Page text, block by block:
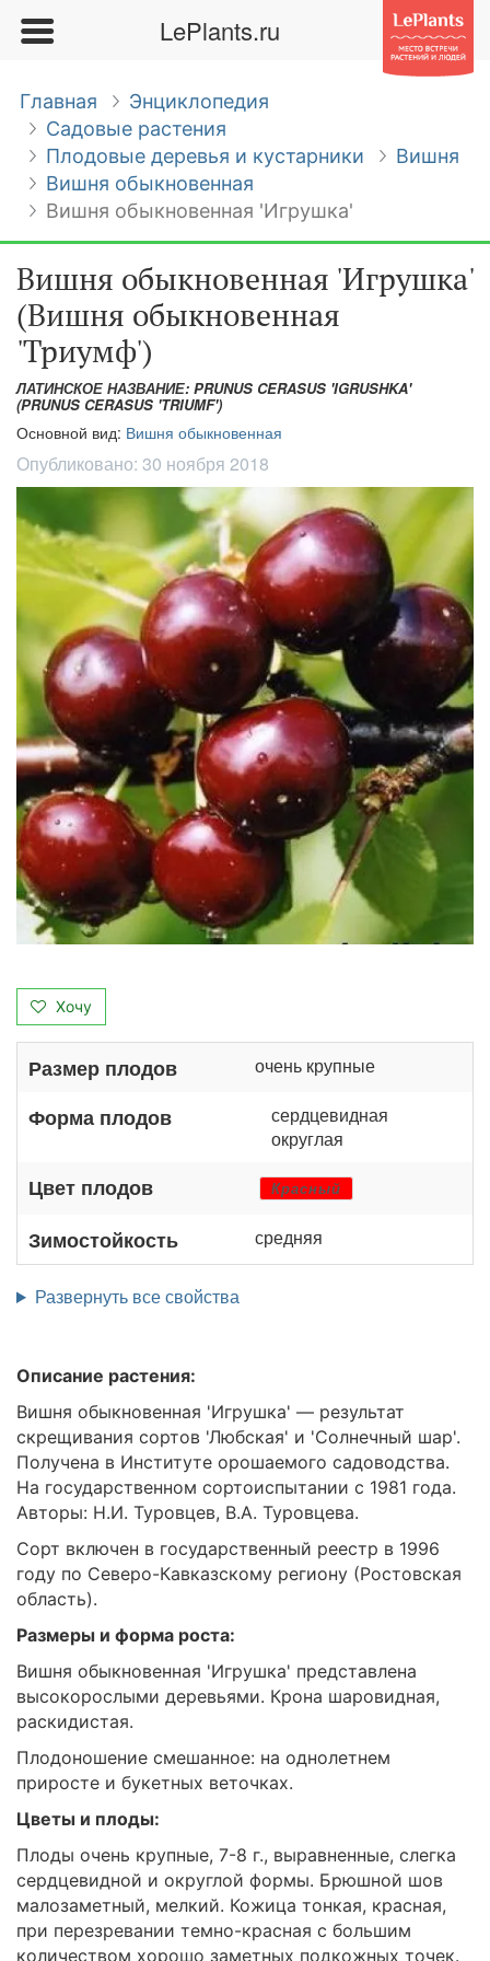
LePlants.ru
Главная
Энциклопедия
Садовые растения
Плодовые деревья и кустарники
Вишня
Вишня обыкновенная
Вишня обыкновенная 'Игрушка'
Вишня обыкновенная 'Игрушка'
(Вишня обыкновенная
'Триумф')
ЛАТИНСКОЕ НАЗВАНИЕ: PRUNUS CERASUS 'IGRUSHKA'
(PRUNUS CERASUS 'TRIUMF')
Основной вид: Вишня обыкновенная
Опубликовано: 30 ноября 2018
Хочу
Размер плодов очень крупные
Форма плодов
сердцевидная
округлая
Цвет плодов Красный
Зимостойкость средняя
Развернуть все свойства
Описание растения:
Вишня обыкновенная 'Игрушка' — результат
скрещивания сортов 'Любская' и 'Солнечный шар'.
Получена в Институте орошаемого садоводства.
На государственном сортоиспытании с 1981 года.
Авторы: Н.И. Туровцев, В.А. Туровцева.
Сорт включен в государственный реестр в 1996
году по Северо-Кавказскому региону (Ростовская
область).
Размеры и форма роста:
Вишня обыкновенная 'Игрушка' представлена
высокорослыми деревьями. Крона шаровидная,
раскидистая.
Плодоношение смешанное: на однолетнем
приросте и букетных веточках.
Цветы и плоды:
Плоды очень крупные, 7-8 г., выравненные, слегка
сердцевидной и округлой формы. Брюшной шов
малозаметный, мелкий. Кожица тонкая, красная,
при перезревании темно-красная с большим
количеством хорошо заметных подкожных точек.